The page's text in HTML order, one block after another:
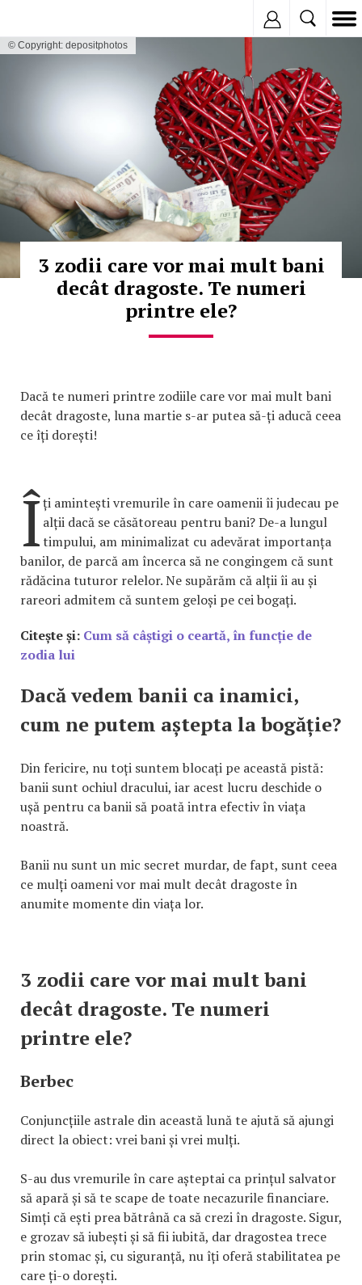
© Copyright: depositphotos
3 zodii care vor mai mult bani
decât dragoste. Te numeri
printre ele?
Dacă te numeri printre zodiile care vor mai mult bani
decât dragoste, luna martie s-ar putea să-ți aducă ceea
ce îți dorești!
Îți amintești vremurile în care oamenii îi judecau pe
alții dacă se căsătoreau pentru bani? De-a lungul
timpului, am minimalizat cu adevărat importanța
banilor, de parcă am încerca să ne congingem că sunt
rădăcina tuturor relelor. Ne supărăm că alții îi au și
rareori admitem că suntem geloși pe cei bogați.
Citește și: Cum să câștigi o ceartă, în funcție de
zodia lui
Dacă vedem banii ca inamici,
cum ne putem aștepta la bogăție?
Din fericire, nu toți suntem blocați pe această pistă:
banii sunt ochiul dracului, iar acest lucru deschide o
ușă pentru ca banii să poată intra efectiv în viața
noastră.
Banii nu sunt un mic secret murdar, de fapt, sunt ceea
ce mulți oameni vor mai mult decât dragoste în
anumite momente din viața lor.
3 zodii care vor mai mult bani
decât dragoste. Te numeri
printre ele?
Berbec
Conjuncțiile astrale din această lună te ajută să ajungi
direct la obiect: vrei bani și vrei mulți.
S-au dus vremurile în care așteptai ca prințul salvator
să apară și să te scape de toate necazurile financiare.
Simți că ești prea bătrână ca să crezi în dragoste. Sigur,
e grozav să iubești și să fii iubită, dar dragostea trece
prin stomac și, cu siguranță, nu îți oferă stabilitatea pe
care ți-o dorești.